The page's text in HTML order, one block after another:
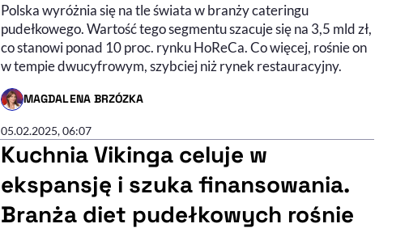
Polska wyróżnia się na tle świata w branży cateringu
pudełkowego. Wartość tego segmentu szacuje się na 3,5 mld zł,
co stanowi ponad 10 proc. rynku HoReCa. Co więcej, rośnie on
w tempie dwucyfrowym, szybciej niż rynek restauracyjny.
MAGDALENA BRZÓZKA
- AUTOR ARTYKUŁU - PROFIL
05.02.2025, 06:07
Kuchnia Vikinga celuje w
ekspansję i szuka finansowania.
Branża diet pudełkowych rośnie